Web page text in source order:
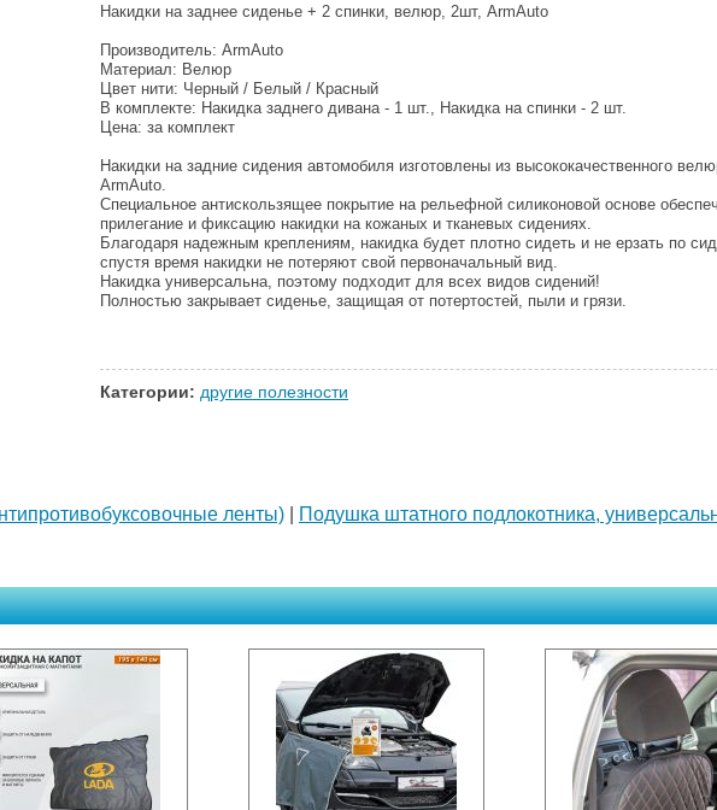
Накидки на заднее сиденье + 2 спинки, велюр, 2шт, ArmAuto
Производитель: ArmAuto
Материал: Велюр
Цвет нити: Черный / Белый / Красный
В комплекте: Накидка заднего дивана - 1 шт., Накидка на спинки - 2 шт.
Цена: за комплект
Накидки на задние сидения автомобиля изготовлены из высококачественного
ArmAuto.
Специальное антискользящее покрытие на рельефной силиконовой основе
прилегание и фиксацию накидки на кожаных и тканевых сидениях.
Благодаря надежным креплениям, накидка будет плотно сидеть и не ерзать по
спустя время накидки не потеряют свой первоначальный вид.
Накидка универсальна, поэтому подходит для всех видов сидений!
Полностью закрывает сиденье, защищая от потертостей, пыли и грязи.
Категории: другие полезности
ленты)
Подушка штатного подлокотника,